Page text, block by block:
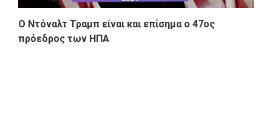
Ο Ντόναλτ Τραμπ είναι και επίσημα ο 47ος
πρόεδρος των ΗΠΑ